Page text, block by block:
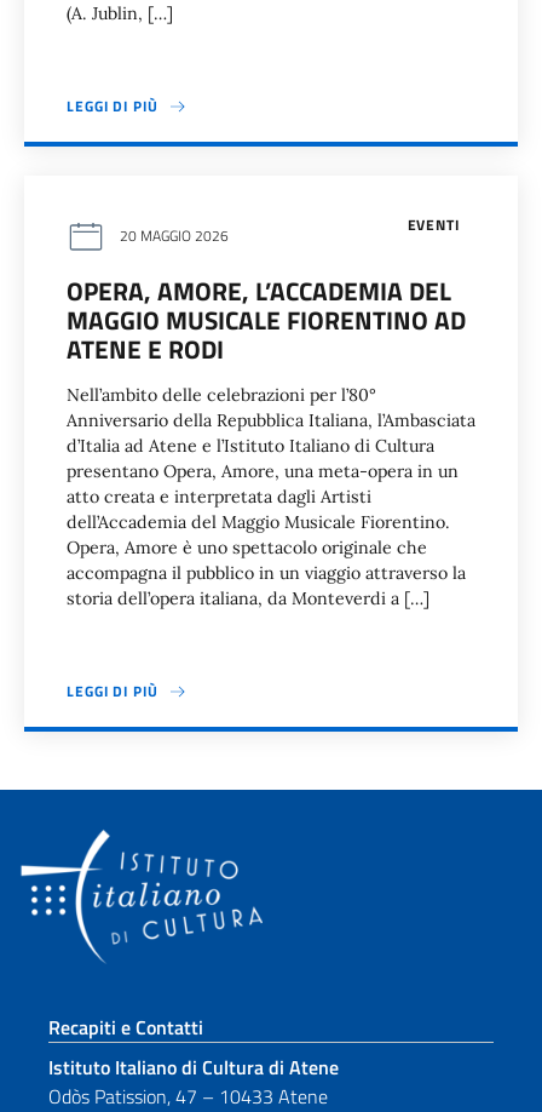
(A. Jublin, […]
LEGGI DI PIÙ
EVENTI
20 MAGGIO 2026
OPERA, AMORE, L’ACCADEMIA DEL
MAGGIO MUSICALE FIORENTINO AD
ATENE E RODI
Nell’ambito delle celebrazioni per l’80°
Anniversario della Repubblica Italiana, l’Ambasciata
d’Italia ad Atene e l’Istituto Italiano di Cultura
presentano Opera, Amore, una meta-opera in un
atto creata e interpretata dagli Artisti
dell’Accademia del Maggio Musicale Fiorentino.
Opera, Amore è uno spettacolo originale che
accompagna il pubblico in un viaggio attraverso la
storia dell’opera italiana, da Monteverdi a […]
LEGGI DI PIÙ
Sezione footer
Recapiti e Contatti
Istituto Italiano di Cultura di Atene
Odòs Patission, 47 – 10433 Atene